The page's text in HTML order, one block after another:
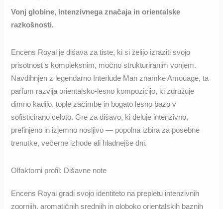
Vonj globine, intenzivnega značaja in orientalske
razkošnosti.
Encens Royal je dišava za tiste, ki si želijo izraziti svojo
prisotnost s kompleksnim, močno strukturiranim vonjem.
Navdihnjen z legendarno Interlude Man znamke Amouage, ta
parfum razvija orientalsko-lesno kompozicijo, ki združuje
dimno kadilo, tople začimbe in bogato lesno bazo v
sofisticirano celoto. Gre za dišavo, ki deluje intenzivno,
prefinjeno in izjemno nosljivo — popolna izbira za posebne
trenutke, večerne izhode ali hladnejše dni.
Olfaktorni profil: Dišavne note
Encens Royal gradi svojo identiteto na prepletu intenzivnih
zgornjih, aromatičnih srednjih in globoko orientalskih baznih